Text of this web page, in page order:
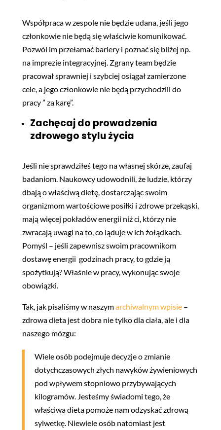
Współpraca w zespole nie będzie udana, jeśli jego
członkowie nie będą się właściwie komunikować.
Pozwól im przełamać bariery i poznać się bliżej np.
na imprezie integracyjnej. Zgrany team będzie
pracował sprawniej i szybciej osiągał zamierzone
cele, a jego członkowie nie będą przychodzili do
pracy ” za karę”.
Zachęcaj do prowadzenia
zdrowego stylu życia
Jeśli nie sprawdziłeś tego na własnej skórze, zaufaj
badaniom. Naukowcy udowodnili, że ludzie, którzy
dbają o właściwą dietę, dostarczając swoim
organizmom wartościowe posiłki i zdrowe przekąski,
mają więcej pokładów energii niż ci, którzy nie
zwracają uwagi na to, co ląduje w ich żołądkach.
Pomyśl – jeśli zapewnisz swoim pracownikom
dostawę energii godzinach pracy, to gdzie ją
spożytkują? Właśnie w pracy, wykonując swoje
obowiązki.
Tak, jak pisaliśmy w naszymarchiwalnym wpisie–
zdrowa dieta jest dobra nie tylko dla ciała, ale i dla
naszego mózgu:
Wiele osób podejmuje decyzje o zmianie
dotychczasowych złych nawyków żywieniowych
pod wpływem stopniowo przybywających
kilogramów. Jesteśmy świadomi tego, że
właściwa dieta pomoże nam odzyskać zdrową
sylwetkę. Niewiele osób natomiast jest